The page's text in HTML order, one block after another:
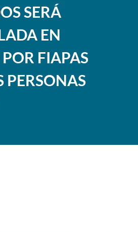
SERÁ
EN
FIAPAS
PERSONAS